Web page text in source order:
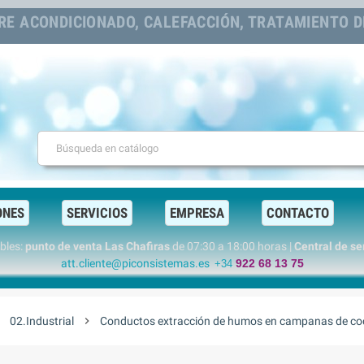
ACONDICIONADO, CALEFACCIÓN, TRATAMIENTO
SERVICIOS EMPRESA CONTACTO
punto de venta Las Chafirasde 07:30 a 18:00 horas |Central de
att.cliente@piconsistemas.es +34 922 68 13 75
02.Industrial chevron_right Conductos extracción de humos en campanas de